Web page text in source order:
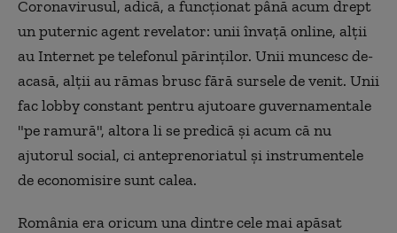
Coronavirusul, adică, a funcționat până acum drept
un puternic agent revelator: unii învață online, alții
au Internet pe telefonul părinților. Unii muncesc de-
acasă, alții au rămas brusc fără sursele de venit. Unii
fac lobby constant pentru ajutoare guvernamentale
"pe ramură", altora li se predică și acum că nu
ajutorul social, ci anteprenoriatul și instrumentele
de economisire sunt calea.
România era oricum una dintre cele mai apăsat